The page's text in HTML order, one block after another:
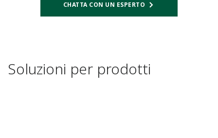
CHATTA CON UN ESPERTO
Soluzioni per prodotti